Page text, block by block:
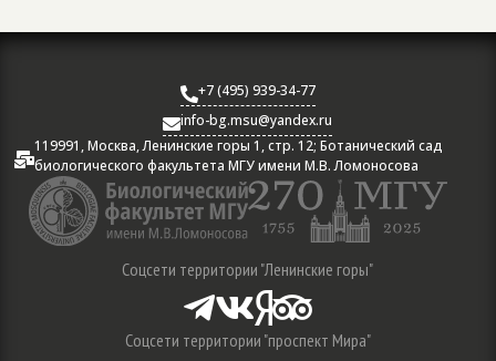
+7 (495) 939-34-77
info-bg.msu@yandex.ru

119991, Москва, Ленинские горы 1, стр. 12; Ботанический сад
биологического факультета МГУ имени М.В. Ломоносова
Соцсети территории "Ленинские горы"

Соцсети территории "проспект Мира"